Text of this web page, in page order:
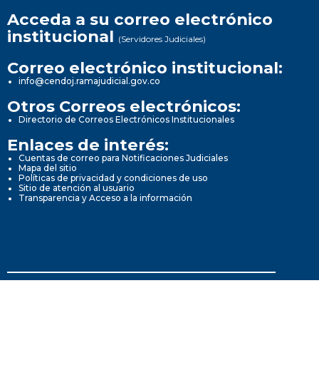
Acceda a su correo electrónico
institucional (Servidores Judiciales)
Correo electrónico institucional:
info@cendoj.ramajudicial.gov.co
Otros Correos electrónicos:
Directorio de Correos Electrónicos Institucionales
Enlaces de interés:
Cuentas de correo para Notificaciones Judiciales
Mapa del sitio
Políticas de privacidad y condiciones de uso
Sitio de atención al usuario
Transparencia y Acceso a la información